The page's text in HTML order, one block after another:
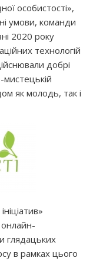
особистості»,
умови, команди
2020 року
технологій
добрі
як молодь, так і
глядацьких
в рамках цього